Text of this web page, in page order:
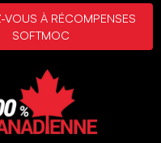
they had a 7 when I went
for a 7 so had to order an
VOUS À RÉCOMPENSES
SOFTMOC